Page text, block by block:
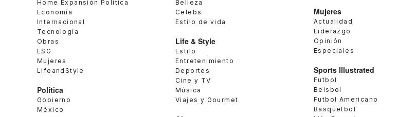
Home Expansión Politica
Economía
Internacional
Tecnología
Obras
ESG
Mujeres
LifeandStyle
Política
Gobierno
México
Belleza
Celebs
Estilo de vida
Life & Style
Estilo
Entretenimiento
Deportes
Cine y TV
Música
Viajes y Gourmet
Mujeres
Actualidad
Liderazgo
Opinión
Especiales
Sports Illustrated
Futbol
Beisbol
Futbol Americano
Basquetbol